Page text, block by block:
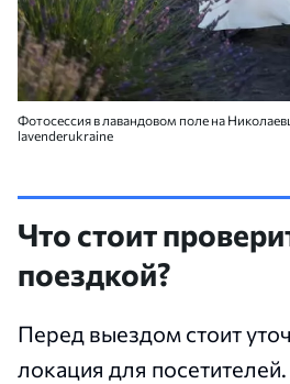
Фотосессия в лавандовом поле на
lavenderukraine
Что стоит
поездкой?
Перед выездом стоит
локация для